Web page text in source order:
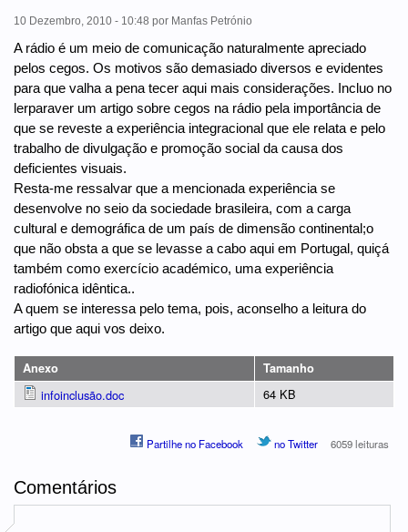
10 Dezembro, 2010 - 10:48 por Manfas Petrónio
A rádio é um meio de comunicação naturalmente apreciado
pelos cegos. Os motivos são demasiado diversos e evidentes
para que valha a pena tecer aqui mais considerações. Incluo no
lerparaver um artigo sobre cegos na rádio pela importância de
que se reveste a experiência integracional que ele relata e pelo
trabalho de divulgação e promoção social da causa dos
deficientes visuais.
Resta-me ressalvar que a mencionada experiência se
desenvolve no seio da sociedade brasileira, com a carga
cultural e demográfica de um país de dimensão continental;o
que não obsta a que se levasse a cabo aqui em Portugal, quiçá
também como exercício académico, uma experiência
radiofónica idêntica..
A quem se interessa pelo tema, pois, aconselho a leitura do
artigo que aqui vos deixo.
Anexo Tamanho
infoinclusão.doc 64 KB
Partilhe no Facebook no Twitter 6059 leituras
Comentários